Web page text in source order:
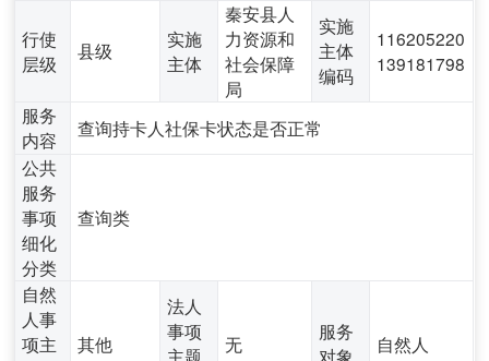
行使
层级
县级
实施
主体
秦安县人
力资源和
社会保障
局
实施
主体
编码
116205220
139181798
服务
内容
查询持卡人社保卡状态是否正常
公共
服务
事项
细化
分类
查询类
自然
人事
项主
其他
法人
事项
主题
无
服务
对象
自然人